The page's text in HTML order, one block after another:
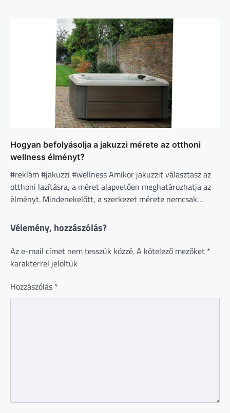
Hogyan befolyásolja a jakuzzi mérete az otthoni
wellness élményt?
#reklám #jakuzzi #wellness Amikor jakuzzit választasz az
otthoni lazításra, a méret alapvetően meghatározhatja az
élményt. Mindenekelőtt, a szerkezet mérete nemcsak…
Vélemény, hozzászólás?
Az e-mail címet nem tesszük közzé.A kötelező mezőket *
karakterrel jelöltük
Hozzászólás *